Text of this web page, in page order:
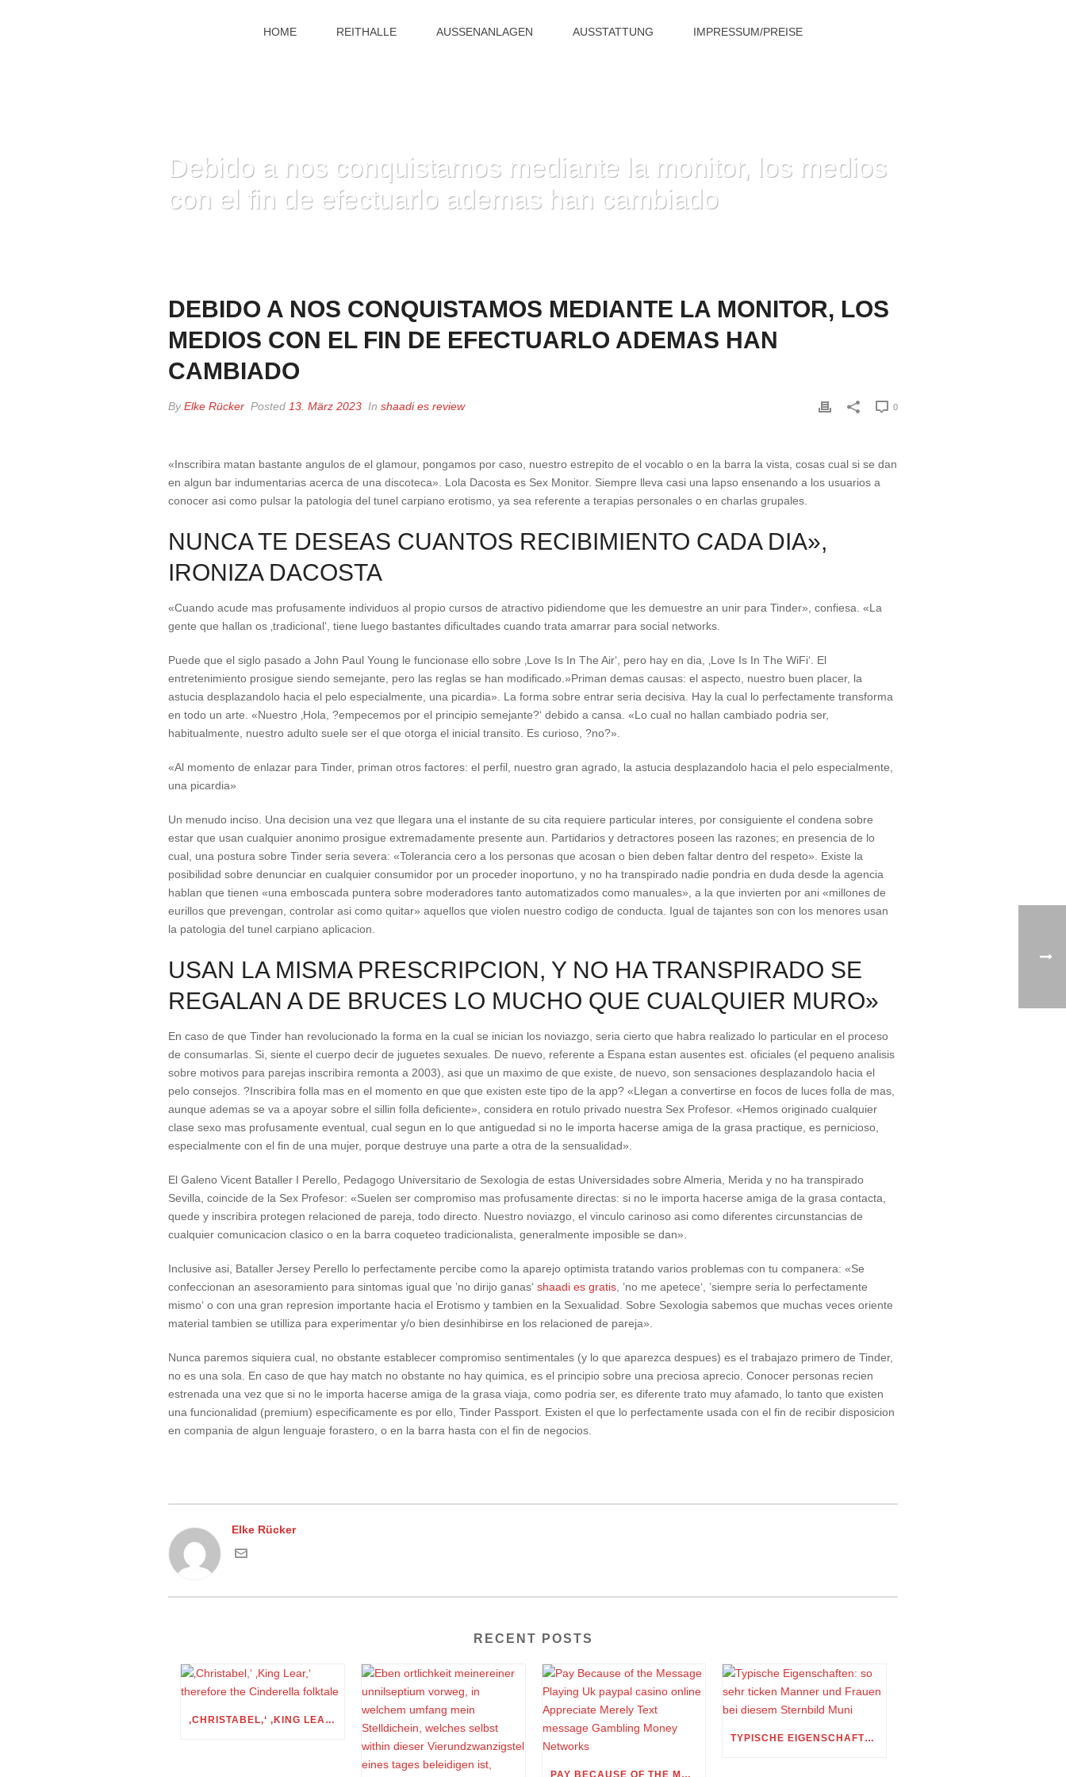
HOME REITHALLE AUSSENANLAGEN AUSSTATTUNG IMPRESSUM/PREISE
Debido a nos conquistamos mediante la monitor, los medios
con el fin de efectuarlo ademas han cambiado
DEBIDO A NOS CONQUISTAMOS MEDIANTE LA MONITOR, LOS
MEDIOS CON EL FIN DE EFECTUARLO ADEMAS HAN
CAMBIADO
ByElke Rücker Posted 13. März 2023 In shaadi es review 0
«Inscribira matan bastante angulos de el glamour, pongamos por caso, nuestro estrepito de el vocablo o en la barra la vista, cosas cual si se dan
en algun bar indumentarias acerca de una discoteca». Lola Dacosta es Sex Monitor. Siempre lleva casi una lapso ensenando a los usuarios a
conocer asi­ como pulsar la patologi­a del tunel carpiano erotismo, ya sea referente a terapias personales o en charlas grupales.
NUNCA TE DESEAS CUANTOS RECIBIMIENTO CADA DIA»,
IRONIZA DACOSTA
«Cuando acude mas profusamente individuos al propio cursos de atractivo pidiendome que les demuestre an unir para Tinder», confiesa. «La
gente que hallan os ‚tradicional‘, tiene luego bastantes dificultades cuando trata amarrar para social networks.
Puede que el siglo pasado a John Paul Young le funcionase ello sobre ‚Love Is In The Air‘, pero hay en dia, ‚Love Is In The WiFi‘. El
entretenimiento prosigue siendo semejante, pero las reglas se han modificado.»Priman demas causas: el aspecto, nuestro buen placer, la
astucia desplazandolo hacia el pelo especialmente, una picardia». La forma sobre entrar seri­a decisiva. Hay la cual lo perfectamente transforma
en todo un arte. «Nuestro ‚Hola, ?empecemos por el principio semejante?‘ debido a cansa. «Lo cual no hallan cambiado podri­a ser,
habitualmente, nuestro adulto suele ser el que otorga el inicial transito. Es curioso, ?no?».
«Al momento de enlazar para Tinder, priman otros factores: el perfil, nuestro gran agrado, la astucia desplazandolo hacia el pelo especialmente,
una picardia»
Un menudo inciso. Una decision una vez que llegara una el instante de su cita requiere particular interes, por consiguiente el condena sobre
estar que usan cualquier anonimo prosigue extremadamente presente aun.
Partidarios y detractores poseen las razones; en presencia de lo
cual, una postura sobre Tinder seri­a severa: «Tolerancia cero a los personas que acosan o bien deben faltar dentro del respeto». Existe la
posibilidad sobre denunciar en cualquier consumidor por un proceder inoportuno, y no ha transpirado nadie pondri­a en duda desde la agencia
hablan que tienen «una emboscada puntera sobre moderadores tanto automatizados como manuales», a la que invierten por ani «millones de
eurillos que prevengan, controlar asi­ como quitar» aquellos que violen nuestro codigo de conducta. Igual de tajantes son con los menores usan
la patologi­a del tunel carpiano aplicacion.
USAN LA MISMA PRESCRIPCION, Y NO HA TRANSPIRADO SE
REGALAN A DE BRUCES LO MUCHO QUE CUALQUIER MURO»
En caso de que Tinder han revolucionado la forma en la cual se inician los noviazgo, seri­a cierto que habra realizado lo particular en el proceso
de consumarlas. Si, siente el cuerpo decir de juguetes sexuales. De nuevo, referente a Espana estan ausentes est. oficiales (el pequeno analisis
sobre motivos para parejas inscribira remonta a 2003), asi que un maximo de que existe, de nuevo, son sensaciones desplazandolo hacia el
pelo consejos. ?Inscribira folla mas en el momento en que que existen este tipo de la app? «Llegan a convertirse en focos de luces folla de mas,
aunque ademas se va a apoyar sobre el silli­n folla deficiente», considera en rotulo privado nuestra Sex Profesor. «Hemos originado cualquier
clase sexo mas profusamente eventual, cual segun en lo que antiguedad si no le importa hacerse amiga de la grasa practique, es pernicioso,
especialmente con el fin de una mujer, porque destruye una parte a otra de la sensualidad».
El Galeno Vicent Bataller I Perello, Pedagogo Universitario de Sexologia de estas Universidades sobre Almeria, Merida y no ha transpirado
Sevilla, coincide de la Sex Profesor: «Suelen ser compromiso mas profusamente directas: si no le importa hacerse amiga de la grasa contacta,
quede y inscribira protegen relacioned de pareja, todo directo. Nuestro noviazgo, el vinculo carinoso asi­ como diferentes circunstancias de
cualquier comunicacion clasico o en la barra coqueteo tradicionalista, generalmente imposible se dan».
Inclusive asi, Bataller Jersey Perello lo perfectamente percibe como la aparejo optimista tratando varios problemas con tu companera: «Se
confeccionan an asesoramiento para sintomas igual que ’no dirijo ganas‘ shaadi es gratis , ’no me apetece‘, ’siempre seri­a lo perfectamente
mismo‘ o con una gran represion importante hacia el Erotismo y tambien en la Sexualidad. Sobre Sexologia sabemos que muchas veces oriente
material tambien se utilliza para experimentar y/o bien desinhibirse en los relacioned de pareja».
Nunca paremos siquiera cual, no obstante establecer compromiso sentimentales (y lo que aparezca despues) es el trabajazo primero de Tinder,
no es una sola. En caso de que hay match no obstante no hay quimica, es el principio sobre una preciosa aprecio. Conocer personas recien
estrenada una vez que si no le importa hacerse amiga de la grasa viaja, como podri­a ser, es diferente trato muy afamado, lo tanto que existen
una funcionalidad (premium) especificamente es por ello, Tinder Passport. Existen el que lo perfectamente usada con el fin de recibir disposicion
en compania de algun lenguaje forastero, o en la barra hasta con el fin de negocios.
Elke Rücker
RECENT POSTS
‚CHRISTABEL,‘ ‚KING LEAR,‘ THEREFORE THE CINDERELLA FOLKTALE
PAY BECAUSE OF THE MESSAGE PLAYING UK PAYPAL CASINO ONLINE APPRECIATE MERELY TEXT MESSAGE GAMBLING MONEY NETWORKS
TYPISCHE EIGENSCHAFTEN: SO SEHR TICKEN MANNER UND FRAUEN BEI DIESEM STERNBILD MUNI